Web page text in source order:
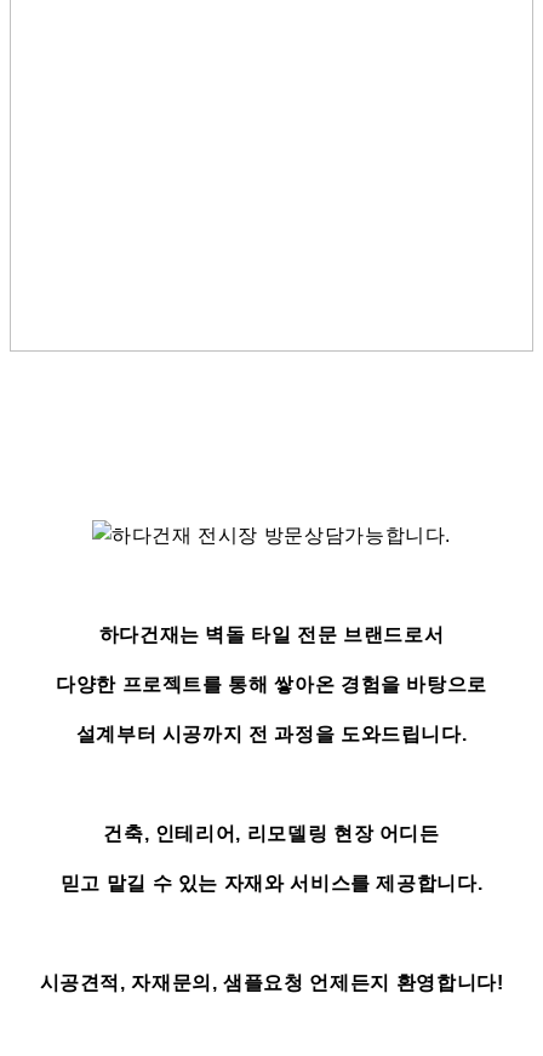
하다건재는 벽돌 타일 전문 브랜드로서
다양한 프로젝트를 통해 쌓아온 경험을 바탕으로
설계부터 시공까지 전 과정을 도와드립니다.
건축, 인테리어, 리모델링 현장 어디든
믿고 맡길 수 있는 자재와 서비스를 제공합니다.
시공견적, 자재문의, 샘플요청 언제든지 환영합니다!